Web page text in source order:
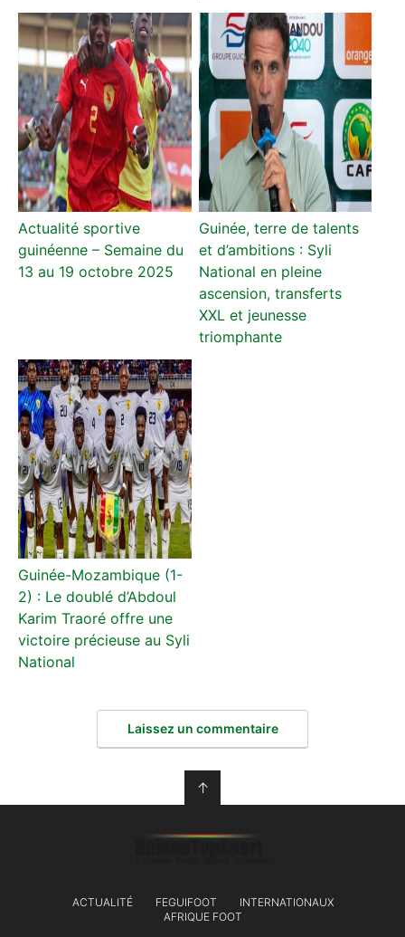
Actualité sportive
guinéenne – Semaine du
13 au 19 octobre 2025
Guinée, terre de talents
et d’ambitions : Syli
National en pleine
ascension, transferts
XXL et jeunesse
triomphante
Guinée-Mozambique (1-
2) : Le doublé d’Abdoul
Karim Traoré offre une
victoire précieuse au Syli
National
Laissez un commentaire
↑
ACTUALITÉ FEGUIFOOT
INTERNATIONAUX
AFRIQUE FOOT